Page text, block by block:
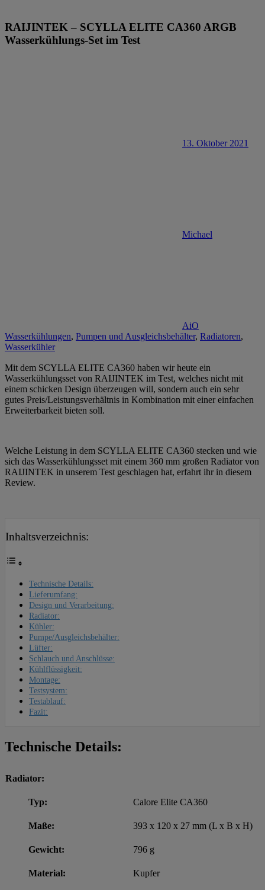
RAIJINTEK – SCYLLA ELITE CA360 ARGB
Wasserkühlungs-Set im Test
13. Oktober 2021
Michael
AiO
Wasserkühlungen, Pumpen und Ausgleichsbehälter, Radiatoren,
Wasserkühler
Mit dem SCYLLA ELITE CA360 haben wir heute ein
Wasserkühlungsset von RAIJINTEK im Test, welches nicht mit
einem schicken Design überzeugen will, sondern auch ein sehr
gutes Preis/Leistungsverhältnis in Kombination mit einer einfachen
Erweiterbarkeit bieten soll.
Welche Leistung in dem SCYLLA ELITE CA360 stecken und wie
sich das Wasserkühlungsset mit einem 360 mm großen Radiator von
RAIJINTEK in unserem Test geschlagen hat, erfahrt ihr in diesem
Review.
Inhaltsverzeichnis:
Technische Details:
Lieferumfang:
Design und Verarbeitung:
Radiator:
Kühler:
Pumpe/Ausgleichsbehälter:
Lüfter:
Schlauch und Anschlüsse:
Kühlflüssigkeit:
Montage:
Testsystem:
Testablauf:
Fazit:
Technische Details:
Radiator:
Typ: Calore Elite CA360
Maße: 393 x 120 x 27 mm (L x B x H)
Gewicht: 796 g
Material: Kupfer